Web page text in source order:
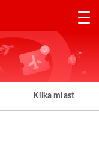
Kilka miast